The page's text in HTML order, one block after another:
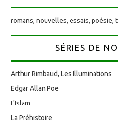
romans, nouvelles, essais,
SÉRIES DE
Arthur Rimbaud, Les Illuminations
Edgar Allan Poe
L'Islam
La Préhistoire